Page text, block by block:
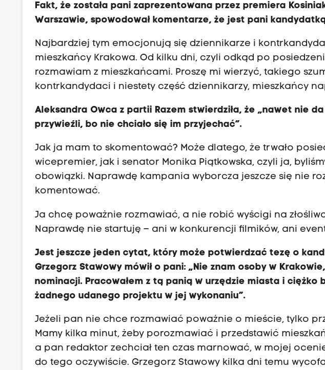
Fakt, że została pani zaprezentowana przez premiera
Warszawie, spowodował komentarze, że jest pani
Najbardziej tym emocjonują się dziennikarze i
mieszkańcy Krakowa. Od kilku dni, czyli odkąd po
rozmawiam z mieszkańcami. Proszę mi wierzyć, takiego
kontrkandydaci i niestety część dziennikarzy, mieszkańcy
Aleksandra Owca z partii Razem stwierdziła, że „nawet nie
przywieźli, bo nie chciało się im przyjechać”.
Jak ja mam to skomentować? Może dlatego, że trwało
wicepremier, jak i senator Monika Piątkowska, czyli ja,
obowiązki. Naprawdę kampania wyborcza jeszcze się nie
komentować.
Ja chcę poważnie rozmawiać, a nie robić wyścigi na
Naprawdę nie startuję – ani w konkurencji filmików, ani
Jest jeszcze jeden cytat, który może potwierdzać tezę o
Grzegorz Stawowy mówił o pani: „Nie znam osoby w
nominacji. Pracowałem z tą panią w urzędzie miasta i ciężko
żadnego udanego projektu w jej wykonaniu”.
Jeżeli pan nie chce rozmawiać poważnie o mieście, tylko
Mamy kilka minut, żeby porozmawiać i przedstawić
a pan redaktor zechciał ten czas marnować, w mojej
do tego oczywiście. Grzegorz Stawowy kilka dni temu